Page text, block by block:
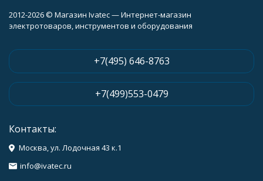
2012-2026 © Магазин Ivatec — Интернет-магазин
электротоваров, инструментов и оборудования
+7(495) 646-8763
+7(499)553-0479
Контакты:
Москва, ул. Лодочная 43 к.1
info@ivatec.ru